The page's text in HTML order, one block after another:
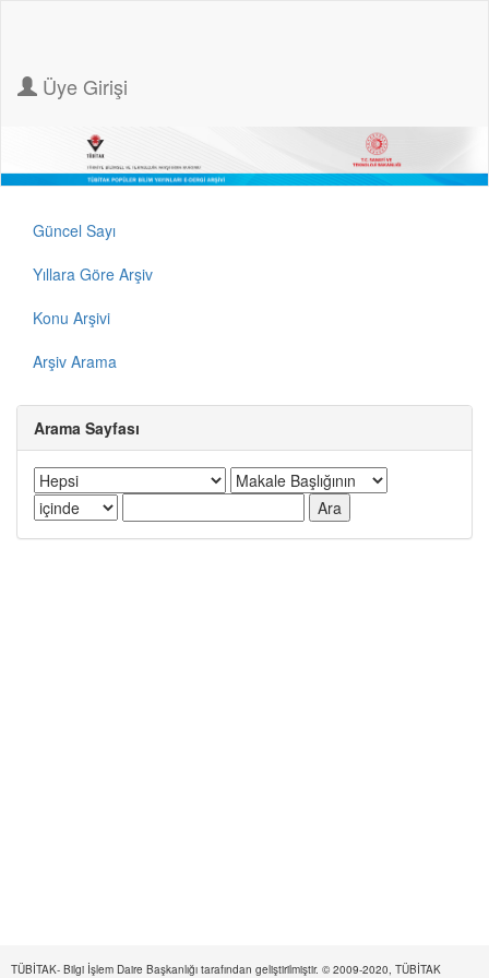
Üye Girişi
Güncel Sayı
Yıllara Göre Arşiv
Konu Arşivi
Arşiv Arama
Arama Sayfası
TÜBİTAK- Bilgi İşlem Daire Başkanlığı tarafından geliştirilmiştir. © 2009-2020, TÜBİTAK